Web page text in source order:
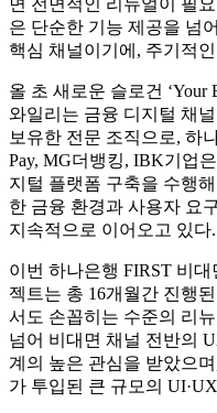
면 전면적인 리뉴얼이 필
은 단순한 기능 제공을 넘
핵심 채널이기에, 주기적
올 초 새로운 슬로건 ‘Your
와일리는 금융 디지털 채
보유한 전문 조직으로, 하
Pay, MG더뱅킹, IBK기업
지털 플랫폼 구축을 수행
한 금융 환경과 사용자 요
지속적으로 이어오고 있다.
이번 하나은행 FIRST 비
젝트는 총 16개월간 진행
서도 손꼽히는 수준의 리
넘어 비대면 채널 전반의
계의 높은 관심을 받았으
가 투입된 큰 규모의